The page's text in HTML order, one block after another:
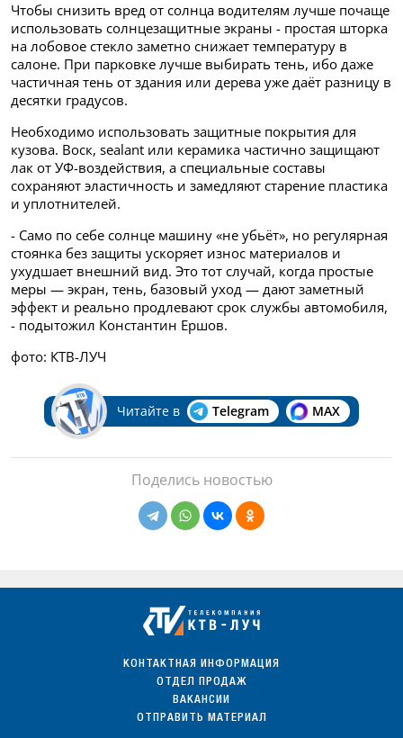
Чтобы снизить вред от солнца водителям лучше почаще
использовать солнцезащитные экраны - простая шторка
на лобовое стекло заметно снижает температуру в
салоне. При парковке лучше выбирать тень, ибо даже
частичная тень от здания или дерева уже даёт разницу в
десятки градусов.
Необходимо использовать защитные покрытия для
кузова. Воск, sealant или керамика частично защищают
лак от УФ-воздействия, а специальные составы
сохраняют эластичность и замедляют старение пластика
и уплотнителей.
- Само по себе солнце машину «не убьёт», но регулярная
стоянка без защиты ускоряет износ материалов и
ухудшает внешний вид. Это тот случай, когда простые
меры — экран, тень, базовый уход — дают заметный
эффект и реально продлевают срок службы автомобиля,
- подытожил Константин Ершов.
фото: КТВ-ЛУЧ
Читайте в Telegram MAX
Поделись новостью
КОНТАКТНАЯ ИНФОРМАЦИЯ
ОТДЕЛ ПРОДАЖ
ВАКАНСИИ
ОТПРАВИТЬ МАТЕРИАЛ